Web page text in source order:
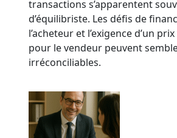
transactions s’apparentent
d’équilibriste. Les défis de
l’acheteur et l’exigence d’un
pour le vendeur peuvent
irréconciliables.